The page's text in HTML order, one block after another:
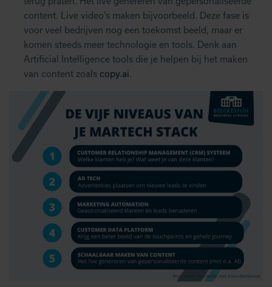
content. Live video’s maken bijvoorbeeld. Deze fase is
voor veel bedrijven nog een toekomst beeld, maar er
komen steeds meer technologie en tools. Denk aan
Artificial Intelligence tools die je helpen bij het maken
van content zoals copy.ai